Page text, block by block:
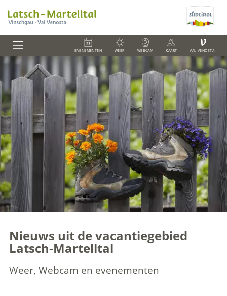
EVENEMENTEN WEER WEBCAM KAART
V
VAL VENOSTA
Nieuws uit de vacantiegebied
Latsch-Martelltal
Weer, Webcam en evenementen